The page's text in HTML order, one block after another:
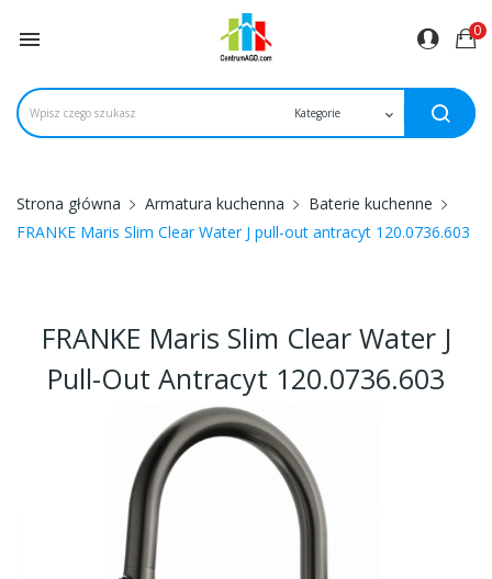
 0
Strona główna Armatura kuchenna
Baterie kuchenne
FRANKE Maris Slim Clear Water J pull-out antracyt 120.0736.603
FRANKE Maris Slim Clear Water J
Pull-Out Antracyt 120.0736.603